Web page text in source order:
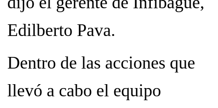
Edilberto Pava.
Dentro de las acciones que
llevó a cabo el equipo